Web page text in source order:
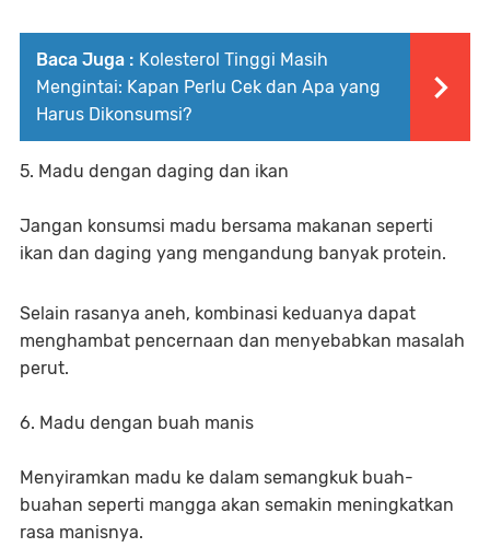
Baca Juga : Kolesterol Tinggi Masih
Mengintai: Kapan Perlu Cek dan Apa yang
Harus Dikonsumsi?
5. Madu dengan daging dan ikan
Jangan konsumsi madu bersama makanan seperti
ikan dan daging yang mengandung banyak protein.
Selain rasanya aneh, kombinasi keduanya dapat
menghambat pencernaan dan menyebabkan masalah
perut.
6. Madu dengan buah manis
Menyiramkan madu ke dalam semangkuk buah-
buahan seperti mangga akan semakin meningkatkan
rasa manisnya.